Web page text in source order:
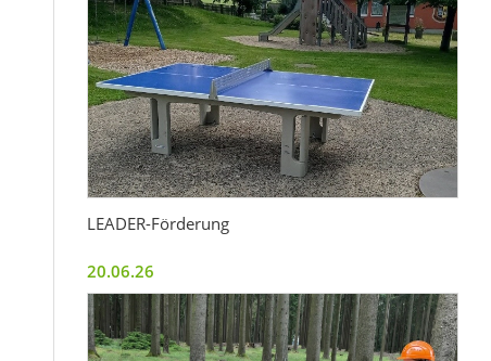
LEADER-Förderung
20.06.26